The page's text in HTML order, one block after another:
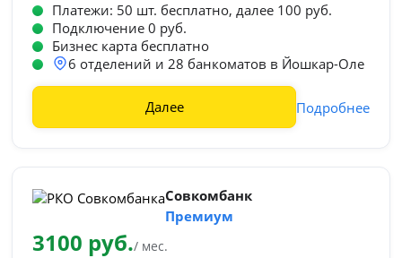
Платежи: 50 шт. бесплатно, далее 100 руб.
Подключение 0 руб.
Бизнес карта бесплатно
6 отделений и 28 банкоматов в Йошкар-Оле
Далее Подробнее
Совкомбанк
Премиум
3100 руб./ мес.